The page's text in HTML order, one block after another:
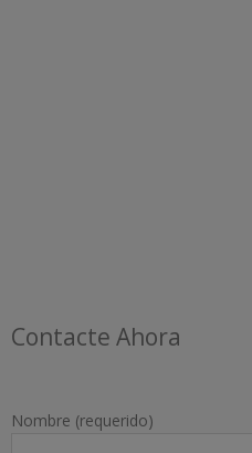
Contacte Ahora
Nombre (requerido)